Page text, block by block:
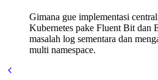
Gimana gue implementasi
Kubernetes pake Fluent Bit dan
masalah log sementara dan
multi namespace.